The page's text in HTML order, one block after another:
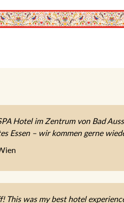
Hotel im Zentrum von Bad
Essen – wir kommen gerne
This was my best hotel